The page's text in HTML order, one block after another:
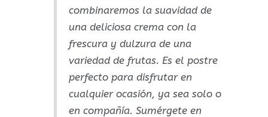
combinaremos la suavidad de
una deliciosa crema con la
frescura y dulzura de una
variedad de frutas. Es el postre
perfecto para disfrutar en
cualquier ocasión, ya sea solo o
en compañía. Sumérgete en